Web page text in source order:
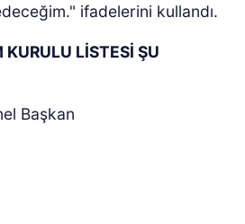
ifadelerini kullandı.
LİSTESİ ŞU
Başkan